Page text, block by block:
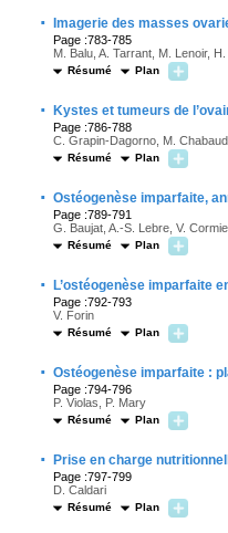
· Imagerie des masses
Page :783-785
M. Balu, A. Tarrant, M. Lenoir,
Résumé Plan
· Kystes et tumeurs de
Page :786-788
C. Grapin-Dagorno, M. Chabaud
Résumé Plan
· Ostéogenèse imparfaite,
Page :789-791
G. Baujat, A.-S. Lebre, V.
Résumé Plan
· L’ostéogenèse imparfaite
Page :792-793
V. Forin
Résumé Plan
· Ostéogenèse imparfaite :
Page :794-796
P. Violas, P. Mary
Résumé Plan
· Prise en charge
Page :797-799
D. Caldari
Résumé Plan